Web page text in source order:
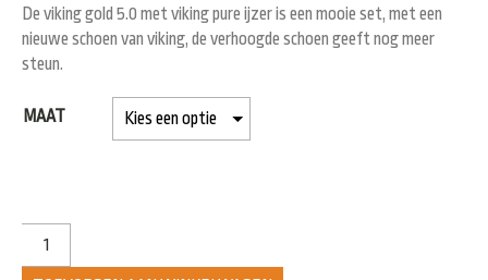
De viking gold 5.0 met viking pure ijzer is een mooie set, met een
nieuwe schoen van viking, de verhoogde schoen geeft nog meer
steun.
MAAT